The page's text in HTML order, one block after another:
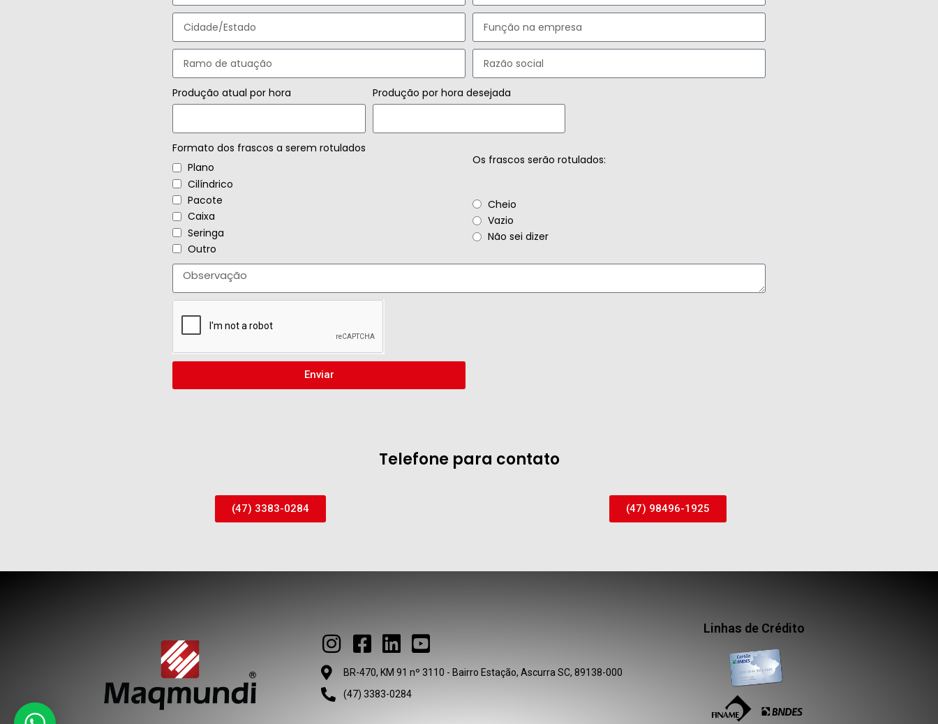
Produção atual por hora Produção por hora desejada
Formato dos frascos a serem rotulados
Plano
Cilíndrico
Pacote
Caixa
Seringa
Outro
Os frascos serão rotulados:
Cheio
Vazio
Não sei dizer
Enviar
Telefone para contato
(47) 3383-0284 (47) 98496-1925
BR-470, KM 91 nº 3110 - Bairro Estação, Ascurra SC, 89138-000
(47) 3383-0284
Linhas de Crédito